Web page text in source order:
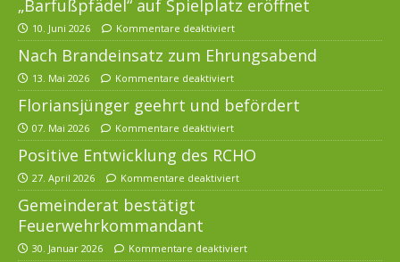
„Barfußpfädel“ auf Spielplatz eröffnet
10. Juni 2026 Kommentare deaktiviert
Nach Brandeinsatz zum Ehrungsabend
13. Mai 2026 Kommentare deaktiviert
Floriansjünger geehrt und befördert
07. Mai 2026 Kommentare deaktiviert
Positive Entwicklung des RCHO
27. April 2026 Kommentare deaktiviert
Gemeinderat bestätigt
Feuerwehrkommandant
30. Januar 2026 Kommentare deaktiviert